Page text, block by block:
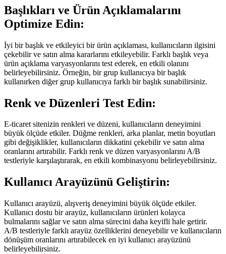
Başlıkları ve Ürün Açıklamalarını
Optimize Edin:
İyi bir başlık ve etkileyici bir ürün açıklaması, kullanıcıların ilgisini
çekebilir ve satın alma kararlarını etkileyebilir. Farklı başlık veya
ürün açıklama varyasyonlarını test ederek, en etkili olanını
belirleyebilirsiniz. Örneğin, bir grup kullanıcıya bir başlık
kullanırken diğer grup kullanıcıya farklı bir başlık sunabilirsiniz.
Renk ve Düzenleri Test Edin:
E-ticaret sitenizin renkleri ve düzeni, kullanıcıların deneyimini
büyük ölçüde etkiler. Düğme renkleri, arka planlar, metin boyutları
gibi değişiklikler, kullanıcıların dikkatini çekebilir ve satın alma
oranlarını artırabilir. Farklı renk ve düzen varyasyonlarını A/B
testleriyle karşılaştırarak, en etkili kombinasyonu belirleyebilirsiniz.
Kullanıcı Arayüzünü Geliştirin:
Kullanıcı arayüzü, alışveriş deneyimini büyük ölçüde etkiler.
Kullanıcı dostu bir arayüz, kullanıcıların ürünleri kolayca
bulmalarını sağlar ve satın alma sürecini daha keyifli hale getirir.
A/B testleriyle farklı arayüz özelliklerini deneyebilir ve kullanıcıların
dönüşüm oranlarını artırabilecek en iyi kullanıcı arayüzünü
belirleyebilirsiniz.